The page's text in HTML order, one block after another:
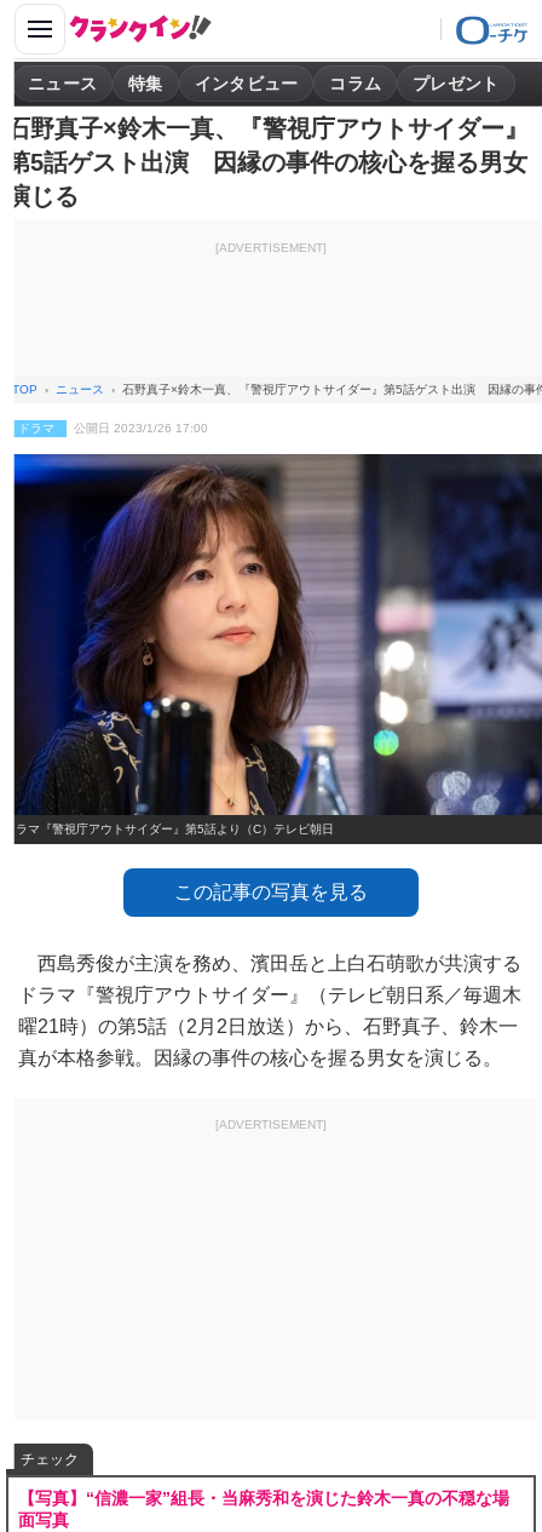
ニュース 特集 インタビュー コラム プレゼント
石野真子×鈴木一真、『警視庁アウトサイダー』
第5話ゲスト出演 因縁の事件の核心を握る男女
演じる
[ADVERTISEMENT]
TOP ニュース 石野真子×鈴木一真、『警視庁アウトサイダー』第5話ゲスト出演 因縁の事
ドラマ 公開日 2023/1/26 17:00
ドラマ『警視庁アウトサイダー』第5話より（C）テレビ朝日
この記事の写真を見る
西島秀俊が主演を務め、濱田岳と上白石萌歌が共演する
ドラマ『警視庁アウトサイダー』（テレビ朝日系／毎週木
曜21時）の第5話（2月2日放送）から、石野真子、鈴木一
真が本格参戦。因縁の事件の核心を握る男女を演じる。
[ADVERTISEMENT]
チェック
【写真】“信濃一家”組長・当麻秀和を演じた鈴木一真の不穏な場
面写真